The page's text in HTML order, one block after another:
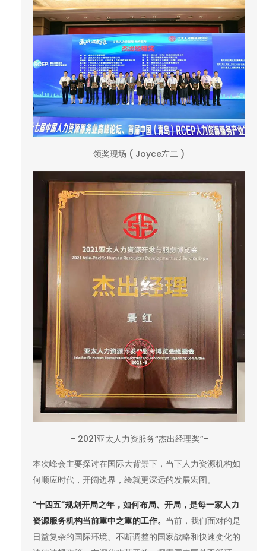
领奖现场 ( Joyce左二 )
– 2021亚太人力资服务“杰出经理奖”-
本次峰会主要探讨在国际大背景下，当下人力资源机构如
何顺应时代，开阔边界，绘就更深远的发展宏图。
“十四五”规划开局之年，如何布局、开局，是每一家人力
资源服务机构当前重中之重的工作。 当前，我们面对的是
日益复杂的国际环境、不断调整的国家战略和快速变化的